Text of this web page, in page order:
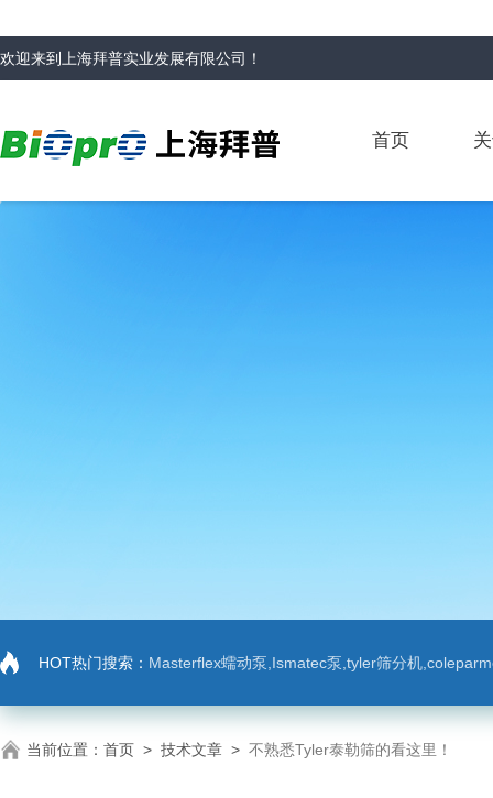
欢迎来到 上海拜普实业发展有限公司 ！
首页
HOT热门搜索： Masterflex蠕动泵,Ismatec泵,tyler筛分机,coleparmer,注射
当前位置： 首页 > 技术文章 > 不熟悉Tyler泰勒筛的看这里！